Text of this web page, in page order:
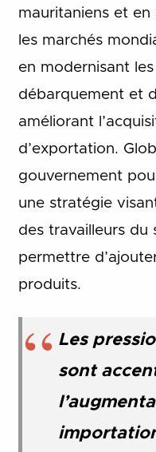
mauritaniens et
les marchés
en modernisant
débarquement et
améliorant
d’exportation.
gouvernement
une stratégie
des travailleurs du
permettre
produits.
Les
sont